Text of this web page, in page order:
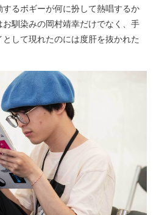
るボギーが何に扮して熱唱するか
馴染みの岡村靖幸だけでなく、手
して現れたのには度肝を抜かれた